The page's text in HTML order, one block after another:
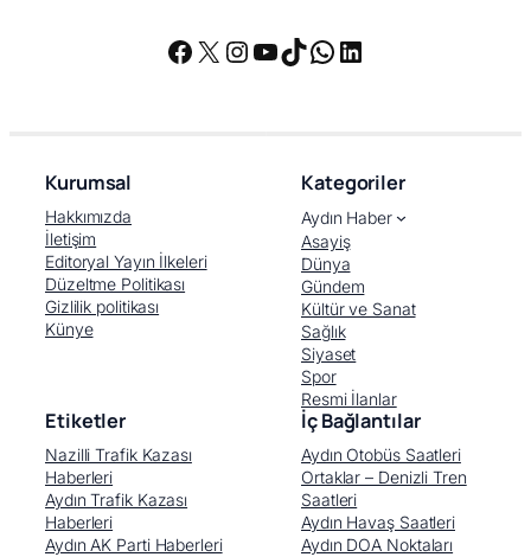
Facebook
X Instagram
YouTube
TikTok
WhatsApp
LinkedIn
Kurumsal
Hakkımızda
İletişim
Editoryal Yayın İlkeleri
Düzeltme Politikası
Gizlilik politikası
Künye
Kategoriler
Aydın Haber
Asayiş
Dünya
Gündem
Kültür ve Sanat
Sağlık
Siyaset
Spor
Resmi İlanlar
Etiketler
Nazilli Trafik Kazası
Haberleri
Aydın Trafik Kazası
Haberleri
Aydın AK Parti Haberleri
İç Bağlantılar
Aydın Otobüs Saatleri
Ortaklar – Denizli Tren
Saatleri
Aydın Havaş Saatleri
Aydın DOA Noktaları